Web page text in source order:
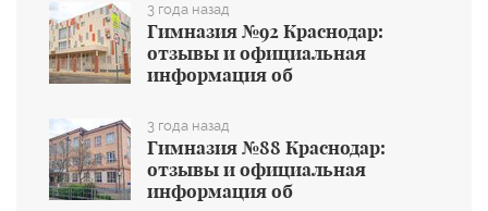
3 года назад
Гимназия №92 Краснодар:
отзывы и официальная
информация об
3 года назад
Гимназия №88 Краснодар:
отзывы и официальная
информация об